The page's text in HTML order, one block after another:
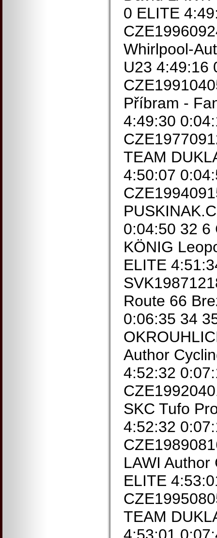
0 ELITE
Whirlpool-
U23 4:49:16
Příbram -
4:49:30
TEAM
4:50:07
0:04:50 32 6
KÖNIG
ELITE
Route 66
0:06:35 34
Author
4:52:32
SKC Tufo
4:52:32
LAWI Author
ELITE
TEAM